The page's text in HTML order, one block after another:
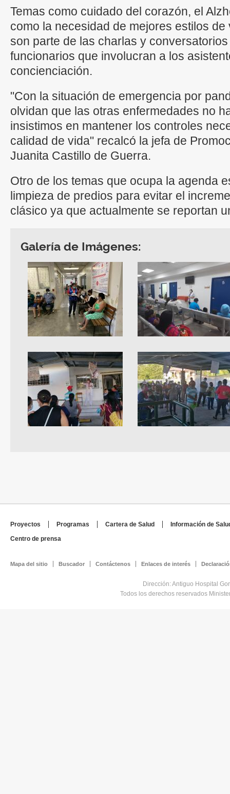
Temas como cuidado del corazón, el
como la necesidad de mejores estilos
son parte de las charlas y
funcionarios que involucran a los
concienciación.
"Con la situación de emergencia por
olvidan que las otras enfermedades no
insistimos en mantener los controles
calidad de vida" recalcó la jefa de
Juanita Castillo de Guerra.
Otro de los temas que ocupa la agenda
limpieza de predios para evitar el
clásico ya que actualmente se reportan
Galería de Imágenes:
Proyectos Programas Cartera de Salud
Información de
Centro de prensa
Mapa del sitio Buscador Contáctenos Enlaces de interés
Dirección: Antiguo Hospital
Todos los derechos reservados